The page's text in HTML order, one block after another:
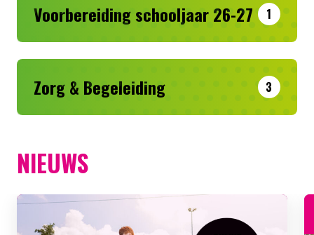
Voorbereiding schooljaar 26-27 1
Zorg & Begeleiding 3
NIEUWS